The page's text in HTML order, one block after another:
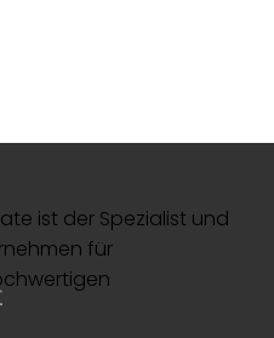
ist der Spezialist und
für